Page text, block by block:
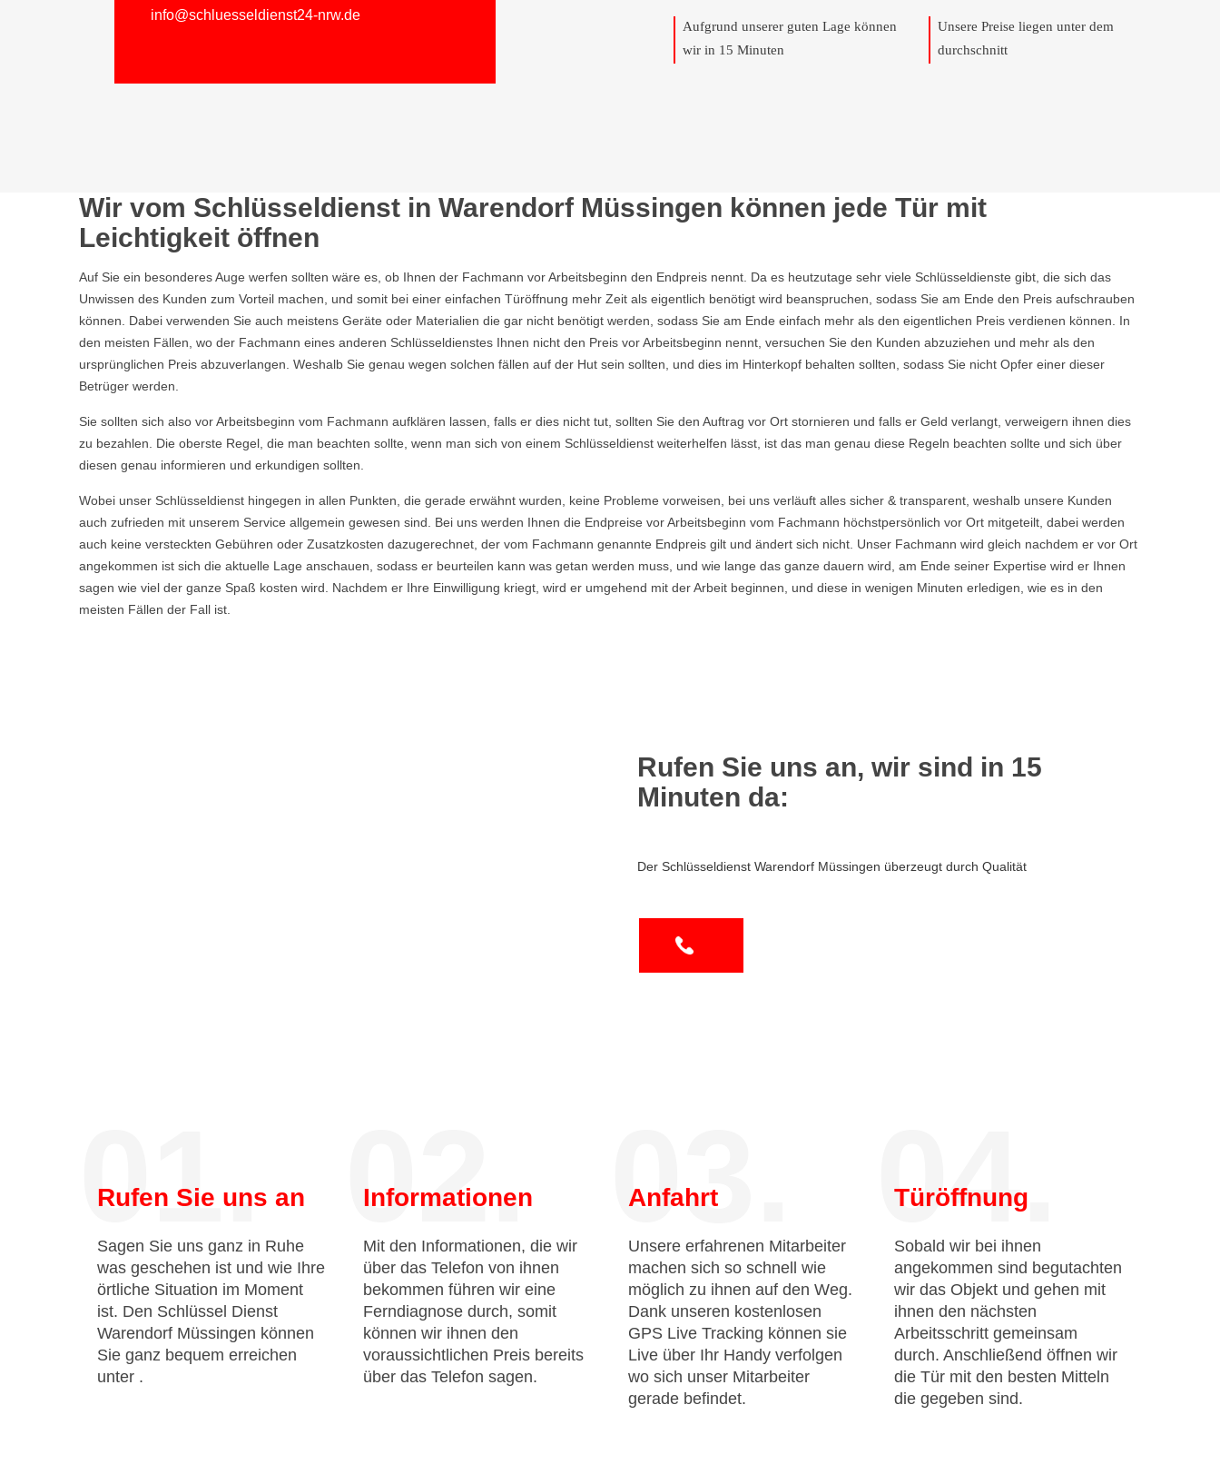
info@schluesseldienst24-nrw.de
Aufgrund unserer guten Lage können
wir in 15 Minuten
Unsere Preise liegen unter dem
durchschnitt
Wir vom Schlüsseldienst in Warendorf Müssingen können jede Tür mit
Leichtigkeit öffnen
Auf Sie ein besonderes Auge werfen sollten wäre es, ob Ihnen der Fachmann vor Arbeitsbeginn den Endpreis nennt. Da es heutzutage sehr viele Schlüsseldienste gibt, die sich das
Unwissen des Kunden zum Vorteil machen, und somit bei einer einfachen Türöffnung mehr Zeit als eigentlich benötigt wird beanspruchen, sodass Sie am Ende den Preis aufschrauben
können. Dabei verwenden Sie auch meistens Geräte oder Materialien die gar nicht benötigt werden, sodass Sie am Ende einfach mehr als den eigentlichen Preis verdienen können. In
den meisten Fällen, wo der Fachmann eines anderen Schlüsseldienstes Ihnen nicht den Preis vor Arbeitsbeginn nennt, versuchen Sie den Kunden abzuziehen und mehr als den
ursprünglichen Preis abzuverlangen. Weshalb Sie genau wegen solchen fällen auf der Hut sein sollten, und dies im Hinterkopf behalten sollten, sodass Sie nicht Opfer einer dieser
Betrüger werden.
Sie sollten sich also vor Arbeitsbeginn vom Fachmann aufklären lassen, falls er dies nicht tut, sollten Sie den Auftrag vor Ort stornieren und falls er Geld verlangt, verweigern ihnen dies
zu bezahlen. Die oberste Regel, die man beachten sollte, wenn man sich von einem Schlüsseldienst weiterhelfen lässt, ist das man genau diese Regeln beachten sollte und sich über
diesen genau informieren und erkundigen sollten.
Wobei unser Schlüsseldienst hingegen in allen Punkten, die gerade erwähnt wurden, keine Probleme vorweisen, bei uns verläuft alles sicher & transparent, weshalb unsere Kunden
auch zufrieden mit unserem Service allgemein gewesen sind. Bei uns werden Ihnen die Endpreise vor Arbeitsbeginn vom Fachmann höchstpersönlich vor Ort mitgeteilt, dabei werden
auch keine versteckten Gebühren oder Zusatzkosten dazugerechnet, der vom Fachmann genannte Endpreis gilt und ändert sich nicht. Unser Fachmann wird gleich nachdem er vor Ort
angekommen ist sich die aktuelle Lage anschauen, sodass er beurteilen kann was getan werden muss, und wie lange das ganze dauern wird, am Ende seiner Expertise wird er Ihnen
sagen wie viel der ganze Spaß kosten wird. Nachdem er Ihre Einwilligung kriegt, wird er umgehend mit der Arbeit beginnen, und diese in wenigen Minuten erledigen, wie es in den
meisten Fällen der Fall ist.
Rufen Sie uns an, wir sind in 15
Minuten da:
Der Schlüsseldienst Warendorf Müssingen überzeugt durch Qualität
01.
Rufen Sie uns an
Sagen Sie uns ganz in Ruhe
was geschehen ist und wie Ihre
örtliche Situation im Moment
ist. Den Schlüssel Dienst
Warendorf Müssingen können
Sie ganz bequem erreichen
unter .
02.
Informationen
Mit den Informationen, die wir
über das Telefon von ihnen
bekommen führen wir eine
Ferndiagnose durch, somit
können wir ihnen den
voraussichtlichen Preis bereits
über das Telefon sagen.
03.
Anfahrt
Unsere erfahrenen Mitarbeiter
machen sich so schnell wie
möglich zu ihnen auf den Weg.
Dank unseren kostenlosen
GPS Live Tracking können sie
Live über Ihr Handy verfolgen
wo sich unser Mitarbeiter
gerade befindet.
04.
Türöffnung
Sobald wir bei ihnen
angekommen sind begutachten
wir das Objekt und gehen mit
ihnen den nächsten
Arbeitsschritt gemeinsam
durch. Anschließend öffnen wir
die Tür mit den besten Mitteln
die gegeben sind.